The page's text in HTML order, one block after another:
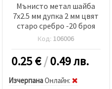
Мънисто метал шайба
7x2.5 мм дупка 2 мм цвят
старо сребро -20 броя
Код: 106006
0.25€/0.49 лв.
ИзчерпанаOнлайн: